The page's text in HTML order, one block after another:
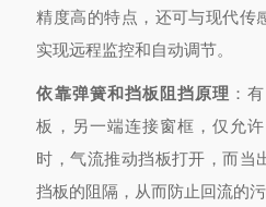
精度高的特点，还可与现代传
实现远程监控和自动调节。
依靠弹簧和挡板阻挡原理 ：
板，另一端连接窗框，仅允
时，气流推动挡板打开，而当
挡板的阻隔，从而防止回流的污